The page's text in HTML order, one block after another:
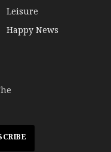
Leisure
Happy News